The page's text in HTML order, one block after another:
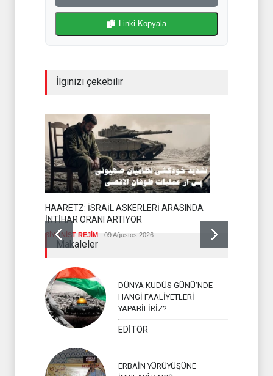
Linki Kopyala
İlginizi çekebilir
HAARETZ: İSRAİL ASKERLERİ ARASINDA
İNTİHAR ORANI ARTIYOR
SİYONİST REJİM 09 Ağustos 2026
Makaleler
DÜNYA KUDÜS GÜNÜ’NDE
HANGİ FAALİYETLERİ
YAPABİLİRİZ?
EDİTÖR
ERBAİN YÜRÜYÜŞÜNE